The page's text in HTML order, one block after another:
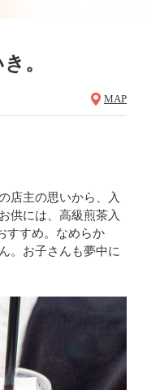
。
MAP
店主の思いから、入
供には、高級煎茶入
すすめ。なめらか
。お子さんも夢中に